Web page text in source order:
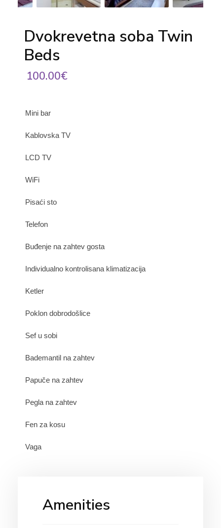
Dvokrevetna soba Twin
Beds
100.00€
Mini bar
Kablovska TV
LCD TV
WiFi
Pisaći sto
Telefon
Buđenje na zahtev gosta
Individualno kontrolisana klimatizacija
Ketler
Poklon dobrodošlice
Sef u sobi
Bademantil na zahtev
Papuče na zahtev
Pegla na zahtev
Fen za kosu
Vaga
Amenities